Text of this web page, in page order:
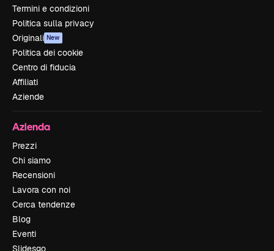
Termini e condizioni
Politica sulla privacy
Originali New
Politica dei cookie
Centro di fiducia
Affiliati
Aziende
Azienda
Prezzi
Chi siamo
Recensioni
Lavora con noi
Cerca tendenze
Blog
Eventi
Slidesgo